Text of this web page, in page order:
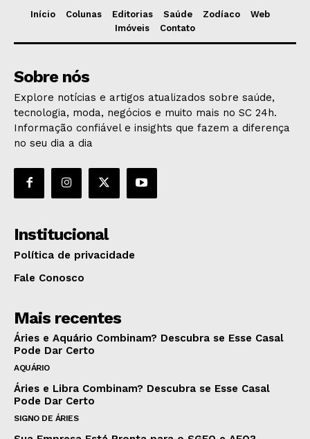
Início Colunas Editorias Saúde Zodíaco
Web
Imóveis
Contato
Sobre nós
Explore notícias e artigos atualizados sobre saúde,
tecnologia, moda, negócios e muito mais no SC 24h.
Informação confiável e insights que fazem a diferença
no seu dia a dia
Institucional
Política de privacidade
Fale Conosco
Mais recentes
Áries e Aquário Combinam? Descubra se Esse Casal
Pode Dar Certo
AQUÁRIO
Áries e Libra Combinam? Descubra se Esse Casal
Pode Dar Certo
SIGNO DE ÁRIES